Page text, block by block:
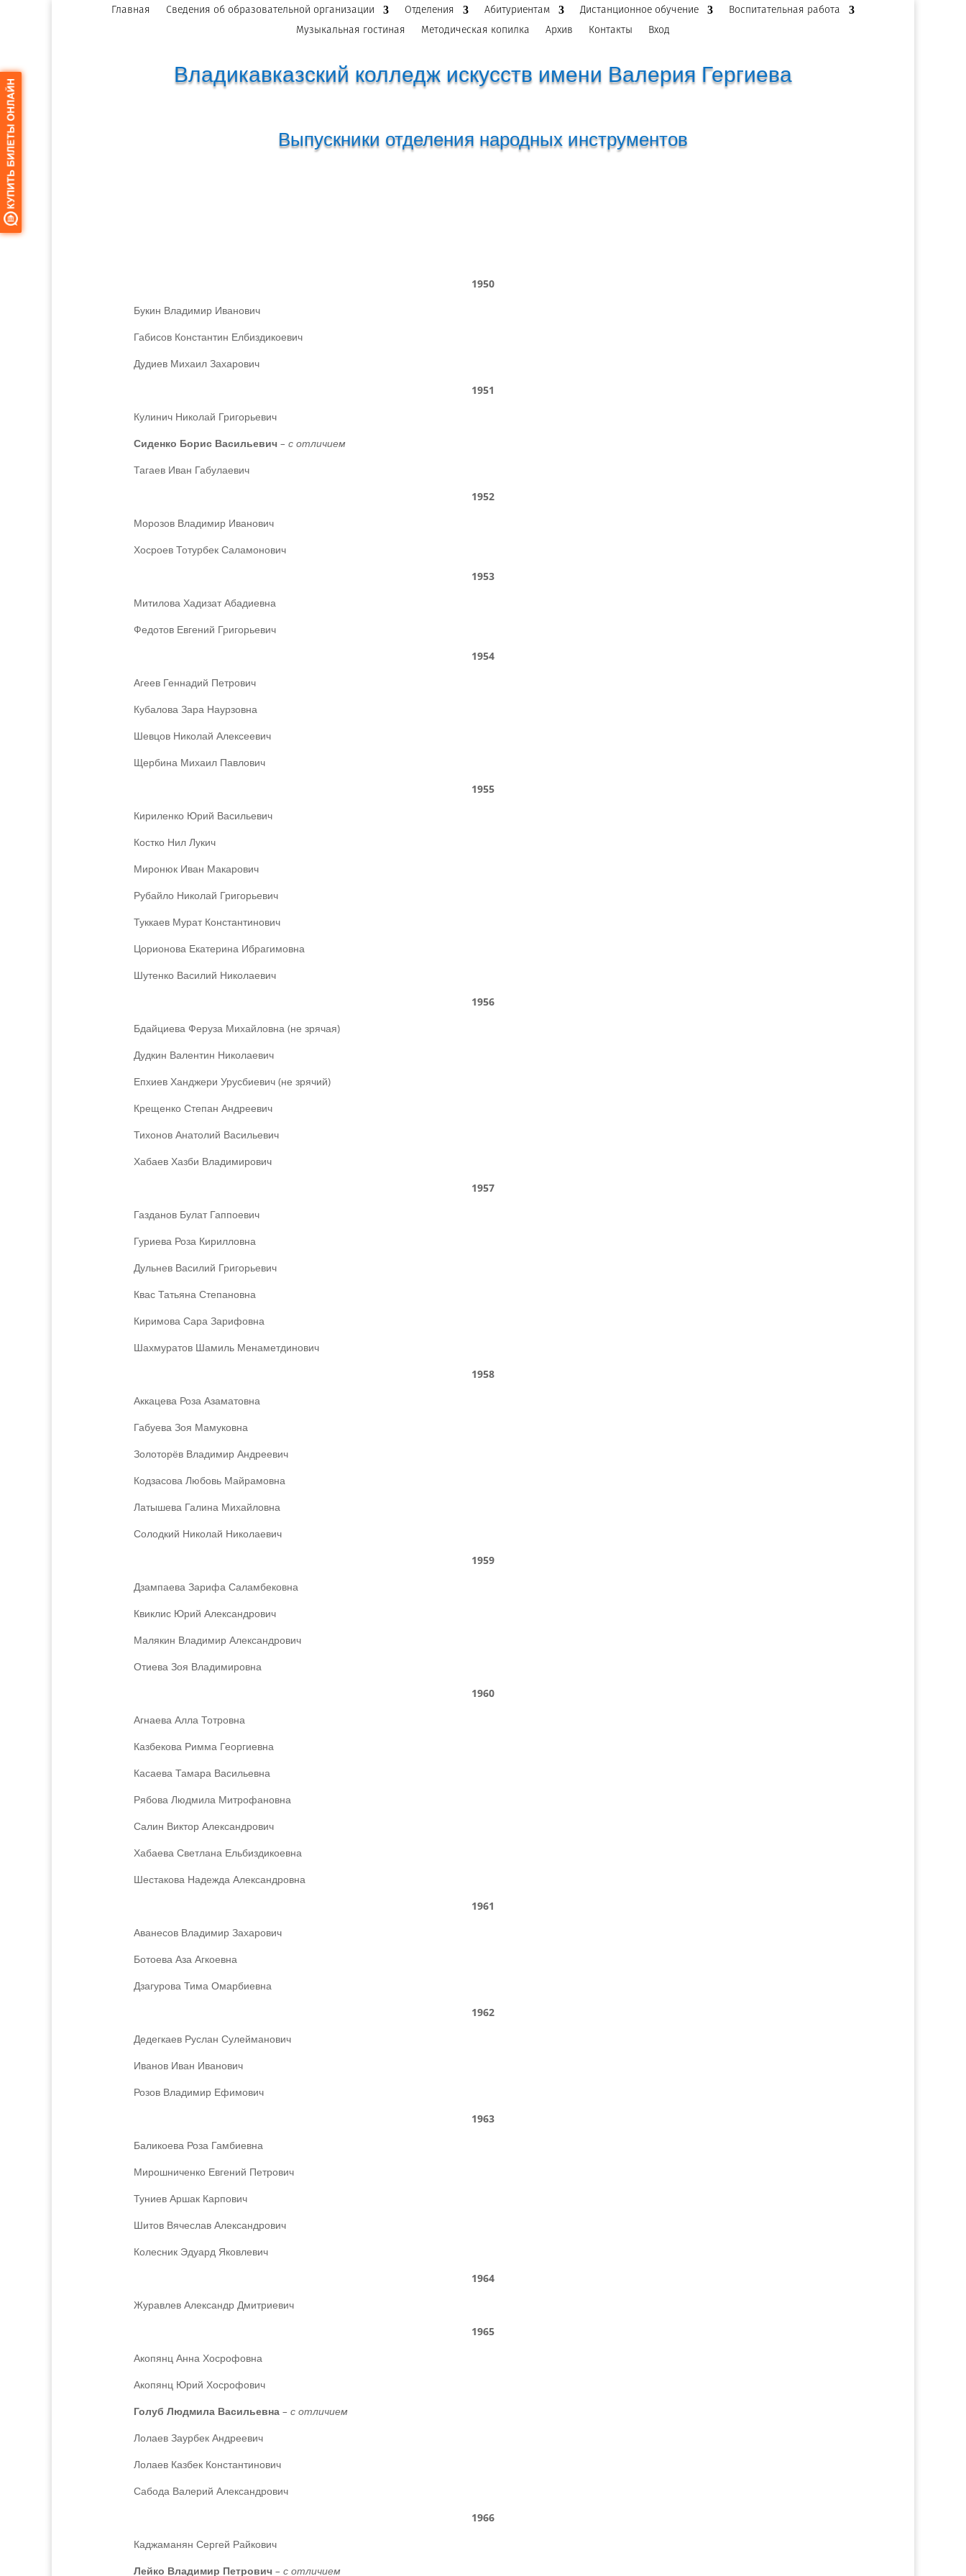
Главная Сведения об образовательной организации Отделения Абитуриентам Дистанционное обучение
Воспитательная работа
Музыкальная гостиная
Методическая копилка Архив Контакты Вход
Владикавказский колледж искусств имени Валерия Гергиева
Выпускники отделения народных инструментов
1950
Букин Владимир Иванович
Габисов Константин Елбиздикоевич
Дудиев Михаил Захарович
1951
Кулинич Николай Григорьевич
Сиденко Борис Васильевич – с отличием
Тагаев Иван Габулаевич
1952
Морозов Владимир Иванович
Хосроев Тотурбек Саламонович
1953
Митилова Хадизат Абадиевна
Федотов Евгений Григорьевич
1954
Агеев Геннадий Петрович
Кубалова Зара Наурзовна
Шевцов Николай Алексеевич
Щербина Михаил Павлович
1955
Кириленко Юрий Васильевич
Костко Нил Лукич
Миронюк Иван Макарович
Рубайло Николай Григорьевич
Туккаев Мурат Константинович
Цорионова Екатерина Ибрагимовна
Шутенко Василий Николаевич
1956
Бдайциева Феруза Михайловна (не зрячая)
Дудкин Валентин Николаевич
Епхиев Ханджери Урусбиевич (не зрячий)
Крещенко Степан Андреевич
Тихонов Анатолий Васильевич
Хабаев Хазби Владимирович
1957
Газданов Булат Гаппоевич
Гуриева Роза Кирилловна
Дульнев Василий Григорьевич
Квас Татьяна Степановна
Киримова Сара Зарифовна
Шахмуратов Шамиль Менаметдинович
1958
Аккацева Роза Азаматовна
Габуева Зоя Мамуковна
Золоторёв Владимир Андреевич
Кодзасова Любовь Майрамовна
Латышева Галина Михайловна
Солодкий Николай Николаевич
1959
Дзампаева Зарифа Саламбековна
Квиклис Юрий Александрович
Малякин Владимир Александрович
Отиева Зоя Владимировна
1960
Агнаева Алла Тотровна
Казбекова Римма Георгиевна
Касаева Тамара Васильевна
Рябова Людмила Митрофановна
Салин Виктор Александрович
Хабаева Светлана Ельбиздикоевна
Шестакова Надежда Александровна
1961
Аванесов Владимир Захарович
Ботоева Аза Агкоевна
Дзагурова Тима Омарбиевна
1962
Дедегкаев Руслан Сулейманович
Иванов Иван Иванович
Розов Владимир Ефимович
1963
Баликоева Роза Гамбиевна
Мирошниченко Евгений Петрович
Туниев Аршак Карпович
Шитов Вячеслав Александрович
Колесник Эдуард Яковлевич
1964
Журавлев Александр Дмитриевич
1965
Акопянц Анна Хосрофовна
Акопянц Юрий Хосрофович
Голуб Людмила Васильевна – с отличием
Лолаев Заурбек Андреевич
Лолаев Казбек Константинович
Сабода Валерий Александрович
1966
Каджаманян Сергей Райкович
Лейко Владимир Петрович – с отличием